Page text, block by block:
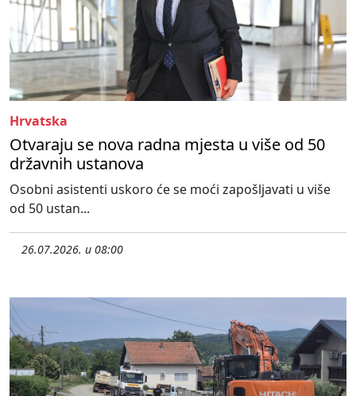
Hrvatska
Otvaraju se nova radna mjesta u više od 50
državnih ustanova
Osobni asistenti uskoro će se moći zapošljavati u više
od 50 ustan...
26.07.2026. u 08:00